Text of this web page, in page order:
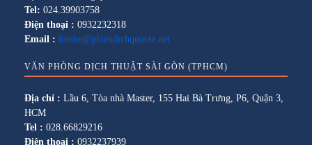
Tel: 024.39903758
Điện thoại : 0932232318
Email : lienhe@phiendichquocte.net
VĂN PHÒNG DỊCH THUẬT SÀI GÒN (TPHCM)
Địa chỉ : Lầu 6, Tòa nhà Master, 155 Hai Bà Trưng, P6, Quận 3,
HCM
Tel : 028.66829216
Điện thoại : 0932237939